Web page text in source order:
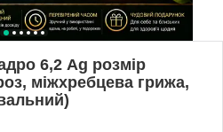
6,2 Ag розмір
міжхребцева грижа,